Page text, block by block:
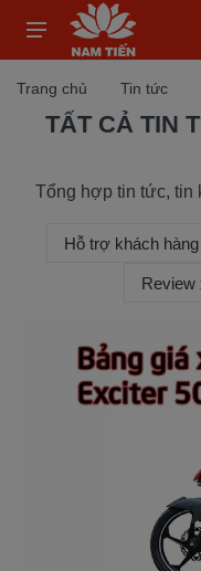
Trang chủ Tin tức
TẤT CẢ TIN
Tổng hợp tin tức, tin
Hỗ trợ khách hàng
Review